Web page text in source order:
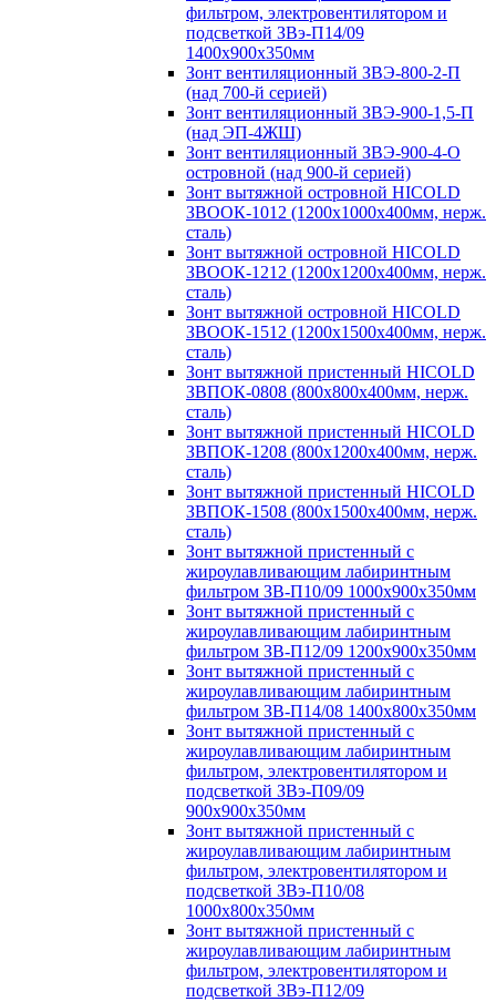
фильтром, электровентилятором и
подсветкой ЗВэ-П14/09
1400х900х350мм
Зонт вентиляционный ЗВЭ-800-2-П
(над 700-й серией)
Зонт вентиляционный ЗВЭ-900-1,5-П
(над ЭП-4ЖШ)
Зонт вентиляционный ЗВЭ-900-4-О
островной (над 900-й серией)
Зонт вытяжной островной HICOLD
ЗВООК-1012 (1200х1000х400мм, нерж.
сталь)
Зонт вытяжной островной HICOLD
ЗВООК-1212 (1200x1200x400мм, нерж.
сталь)
Зонт вытяжной островной HICOLD
ЗВООК-1512 (1200х1500х400мм, нерж.
сталь)
Зонт вытяжной пристенный HICOLD
ЗВПОК-0808 (800х800х400мм, нерж.
сталь)
Зонт вытяжной пристенный HICOLD
ЗВПОК-1208 (800х1200х400мм, нерж.
сталь)
Зонт вытяжной пристенный HICOLD
ЗВПОК-1508 (800х1500х400мм, нерж.
сталь)
Зонт вытяжной пристенный с
жироулавливающим лабиринтным
фильтром ЗВ-П10/09 1000х900х350мм
Зонт вытяжной пристенный с
жироулавливающим лабиринтным
фильтром ЗВ-П12/09 1200х900х350мм
Зонт вытяжной пристенный с
жироулавливающим лабиринтным
фильтром ЗВ-П14/08 1400х800х350мм
Зонт вытяжной пристенный с
жироулавливающим лабиринтным
фильтром, электровентилятором и
подсветкой ЗВэ-П09/09
900х900х350мм
Зонт вытяжной пристенный с
жироулавливающим лабиринтным
фильтром, электровентилятором и
подсветкой ЗВэ-П10/08
1000х800х350мм
Зонт вытяжной пристенный с
жироулавливающим лабиринтным
фильтром, электровентилятором и
подсветкой ЗВэ-П12/09